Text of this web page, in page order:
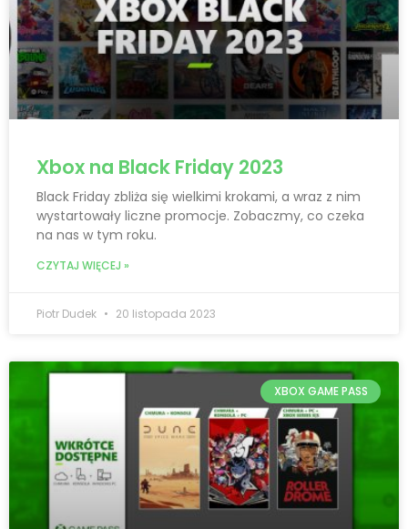
Xbox na Black Friday 2023
Black Friday zbliża się wielkimi krokami, a wraz z nim
wystartowały liczne promocje. Zobaczmy, co czeka
na nas w tym roku.
CZYTAJ WIĘCEJ »
Piotr Dudek 20 listopada 2023
XBOX GAME PASS